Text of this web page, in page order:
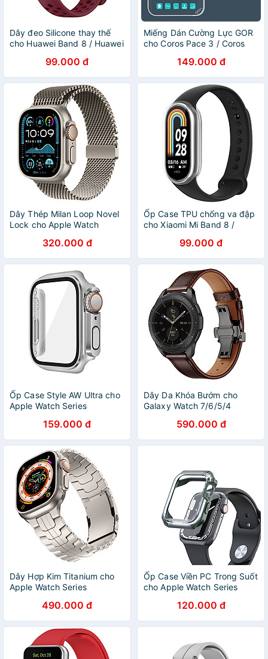
Dây đeo Silicone thay thế
cho Huawei Band 8 / Huawei
Hàng Chính Hãng
99.000 đ
Miếng Dán Cường Lực GOR
cho Coros Pace 3 / Coros
Coros Apex 4 / Coros Pace
4 - Hàng Chính Hãng
149.000 đ
Dây Thép Milan Loop Novel
Lock cho Apple Watch
& Apple Watch Ultra 1/2 Size
40/41/42mm &
44/45/46/49mm - Hàng
Chính Hãng
320.000 đ
Ốp Case TPU chống va đập
cho Xiaomi Mi Band 8 /
Band 10 - Hàng Chính Hãng
99.000 đ
Ốp Case Style AW Ultra cho
Apple Watch Series
Series 8 / Apple Watch
Series 9 Size 40/41/44/45m
- Hàng Chính Hãng
159.000 đ
Dây Da Khóa Bướm cho
Galaxy Watch 7/6/5/4
VivoVenu / Huawei Watch
4/5/6 GT Pro Size
20mm/22mm - Hàng Chính
590.000 đ
Dây Hợp Kim Titanium cho
Apple Watch Series
Watch Ultra 1/2 Size
44/45/46/49mm - Hàng
Chính Hãng
490.000 đ
Ốp Case Viền PC Trong Suốt
cho Apple Watch Series
40mm/41mm/44mm/45mm
- Hàng Chính Hãng
120.000 đ